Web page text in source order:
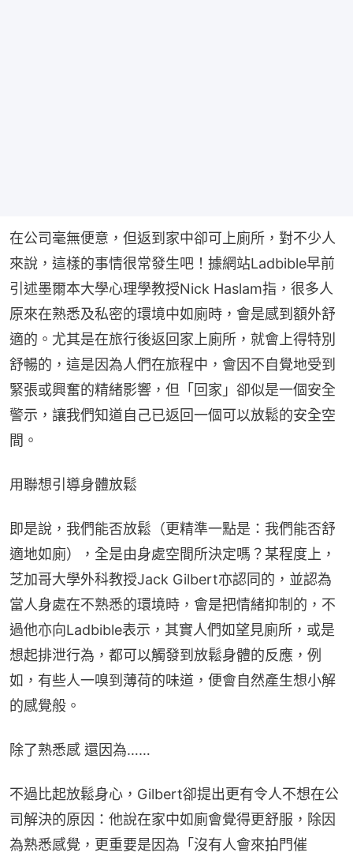
在公司毫無便意，但返到家中卻可上廁所，對不少人
來說，這樣的事情很常發生吧！據網站Ladbible早前
引述墨爾本大學心理學教授Nick Haslam指，很多人
原來在熟悉及私密的環境中如廁時，會是感到額外舒
適的。尤其是在旅行後返回家上廁所，就會上得特別
舒暢的，這是因為人們在旅程中，會因不自覺地受到
緊張或興奮的精緒影響，但「回家」卻似是一個安全
警示，讓我們知道自己已返回一個可以放鬆的安全空
間。
用聯想引導身體放鬆
即是說，我們能否放鬆（更精準一點是：我們能否舒
適地如廁），全是由身處空間所決定嗎？某程度上，
芝加哥大學外科教授Jack Gilbert亦認同的，並認為
當人身處在不熟悉的環境時，會是把情緒抑制的，不
過他亦向Ladbible表示，其實人們如望見廁所，或是
想起排泄行為，都可以觸發到放鬆身體的反應，例
如，有些人一嗅到薄荷的味道，便會自然產生想小解
的感覺般。
除了熟悉感 還因為……
不過比起放鬆身心，Gilbert卻提出更有令人不想在公
司解決的原因：他說在家中如廁會覺得更舒服，除因
為熟悉感覺，更重要是因為「沒有人會來拍門催